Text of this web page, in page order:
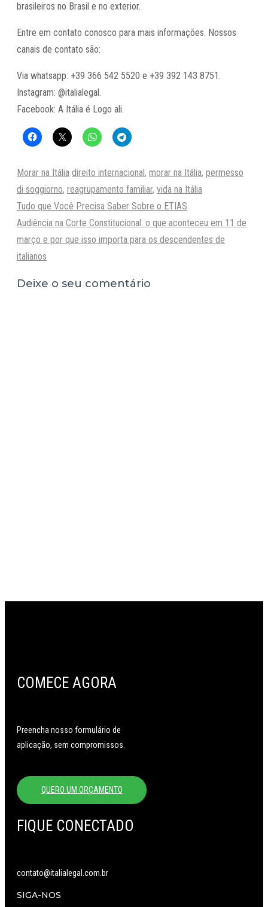
brasileiros no Brasil e no exterior.
Entre em contato conosco para mais informações. Nossos
canais de contato são:
Via whatsapp: +39 366 542 5520 e +39 392 143 8751.
Instagram: @italialegal.
Facebook: A Itália é Logo ali.
Categorias
Morar na Itália Tags
direito internacional, morar na Itália, permesso
di soggiorno, reagrupamento familiar, vida na Itália
Tudo que Você Precisa Saber Sobre o ETIAS
Audiência na Corte Constitucional: o que aconteceu em 11 de
março e por que isso importa para os descendentes de
italianos
Deixe o seu comentário
COMECE AGORA
Preencha nosso formulário de
aplicação, sem compromissos.
QUERO UM ORÇAMENTO
FIQUE CONECTADO
contato@italialegal.com.br
SIGA-NOS